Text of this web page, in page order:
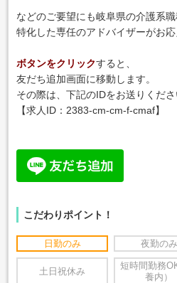
などのご要望にも岐阜県の介護系職
特化した専任のアドバイザーがお
ボタンをクリックすると、
友だち追加画面に移動します。
その際は、下記のIDをお送りくださ
【求人ID：2383-cm-cm-f-cmaf】
こだわりポイント！
日勤のみ 夜勤のみ
土日祝休み
短時間勤務
養内）